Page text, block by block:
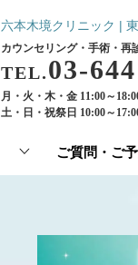
六本木境クリニック |
カウンセリング・手術・再
TEL.03-
月・火・木・金 11:00～
土・日・祝祭日 10:00～
ご質問・ご